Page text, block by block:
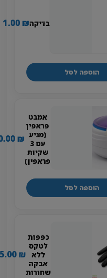
בדיקה 1.00₪
הוספה לסל
אמבט
פראפין
(מגיע
עם 3
שקיות
פראפין)
330.00 ₪
הוספה לסל
כפפות
לטקס
ללא
אבקה
שחורות
25.00 ₪